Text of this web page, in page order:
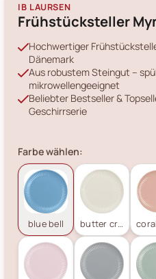
IB LAURSEN
Frühstücksteller
Hochwertiger
Dänemark
Aus robustem Steingut –
mikrowellengeeignet
Beliebter Bestseller &
Geschirrserie
Farbe wählen:
blue bell